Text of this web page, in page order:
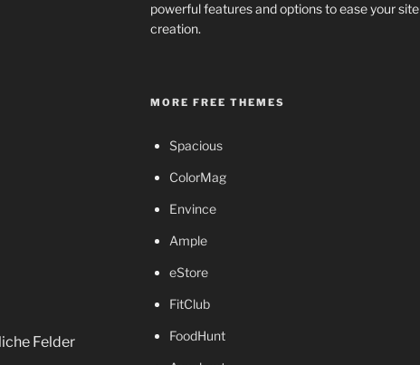
Felder
powerful features and options to ease your site
creation.
MORE FREE THEMES
Spacious
ColorMag
Envince
Ample
eStore
FitClub
FoodHunt